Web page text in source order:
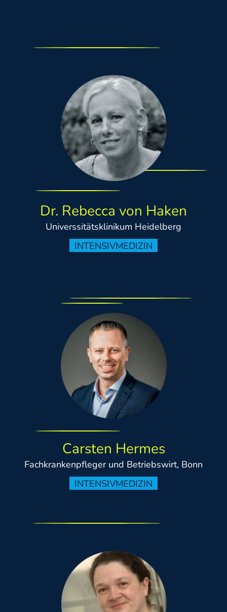
Dr. Rebecca von Haken
Universsitätsklinikum Heidelberg
INTENSIVMEDIZIN
Carsten Hermes
Fachkrankenpfleger und Betriebswirt, Bonn
INTENSIVMEDIZIN